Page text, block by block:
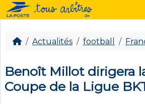
Actualités football
Benoît Millot dirigera
Coupe de la Ligue